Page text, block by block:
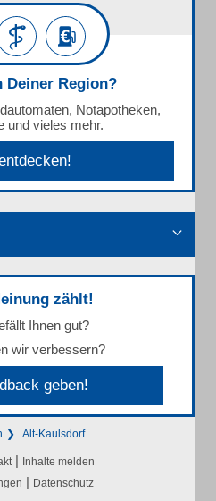
Deiner Region?
Notapotheken,
und vieles mehr.
zählt!
Ihnen gut?
wir verbessern?
geben!
Alt-Kaulsdorf
| Inhalte melden
| Datenschutz